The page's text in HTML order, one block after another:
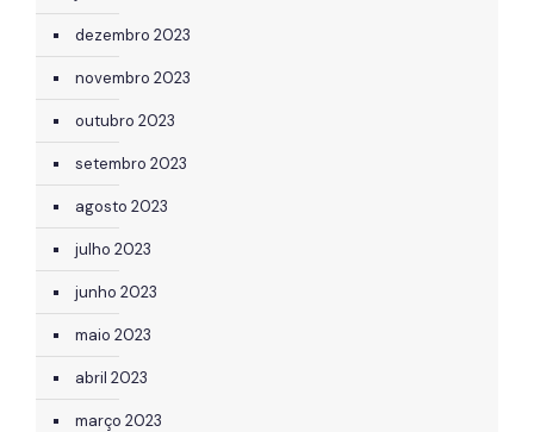
dezembro 2023
novembro 2023
outubro 2023
setembro 2023
agosto 2023
julho 2023
junho 2023
maio 2023
abril 2023
março 2023